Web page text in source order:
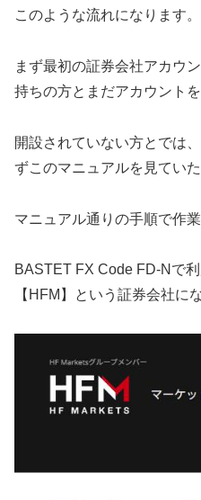
このような流れになります。
まず最初の証券会社アカウ
持ちの方とまだアカウントを
開設されていない方とでは
ずこのマニュアルを見てい
マニュアル通りの手順で作
BASTET FX Code FD-Nで利
【HFM】という証券会社に